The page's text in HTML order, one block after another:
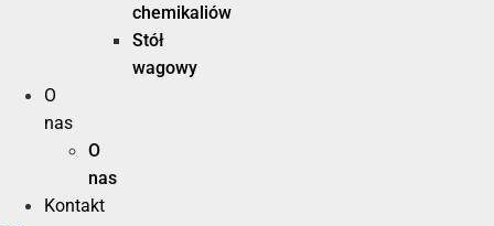
chemikaliów
Stół
wagowy
O
nas
O
nas
Kontakt